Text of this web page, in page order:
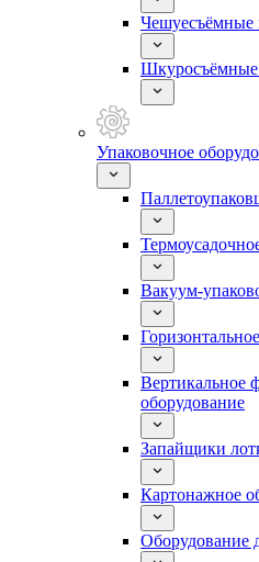
Упаковочное
Вакуум-
Вертикальное
оборудование
Запайщики
Картонажное
Оборудование